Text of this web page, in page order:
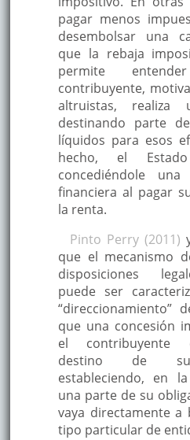
pagar menos
desembolsar una
que la rebaja
permite
contribuyente,
altruistas, realiza
destinando parte
líquidos para esos
hecho, el
concediéndole
financiera al pagar
la renta.
Pinto Perry (2011)
que el mecanismo
disposiciones
puede ser
“direccionamiento”
que una concesión
el contribuyente
destino de su
estableciendo, en
una parte de su
vaya directamente a
tipo particular de